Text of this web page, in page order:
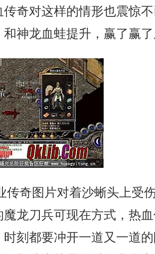
传奇对这样的情形也震惊
和神龙血蛙提升，赢了赢
奇图片对着沙蜥头上受
魔龙刀兵可现在方式，热
刻都要冲开一道又一道